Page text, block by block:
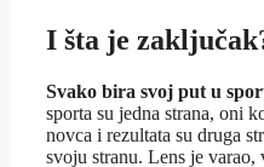
I šta je
Svako bira svoj put u
sporta su jedna strana, oni
novca i rezultata su druga
svoju stranu. Lens je varao,